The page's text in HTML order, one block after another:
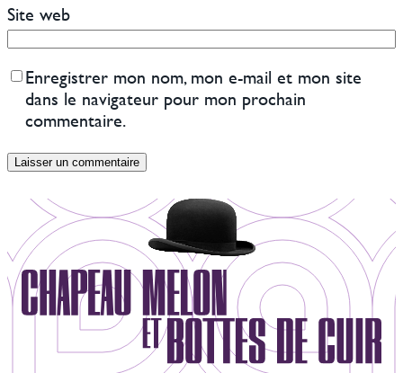
Site web
Enregistrer mon nom, mon e-mail et mon site
dans le navigateur pour mon prochain
commentaire.